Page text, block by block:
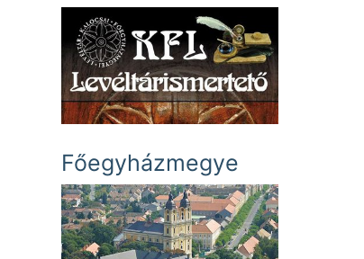
Főegyházmegye